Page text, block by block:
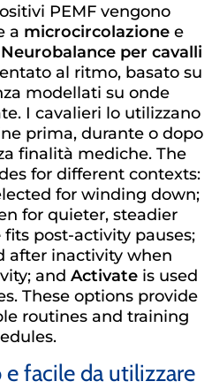
PEMF vengono
a microcircolazione e
per cavalli
al ritmo, basato su
modellati su onde
I cavalieri lo utilizzano
prima, durante o dopo
finalità mediche. The
for different contexts:
for winding down;
for quieter, steadier
fits post-activity pauses;
after inactivity when
and Activate is used
These options provide
routines and training
facile da utilizzare